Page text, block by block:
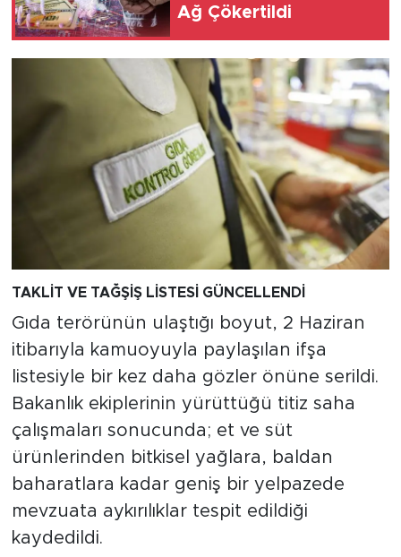
Ağ Çökertildi
TAKLİT VE TAĞŞİŞ LİSTESİ GÜNCELLENDİ
Gıda terörünün ulaştığı boyut, 2 Haziran
itibarıyla kamuoyuyla paylaşılan ifşa
listesiyle bir kez daha gözler önüne serildi.
Bakanlık ekiplerinin yürüttüğü titiz saha
çalışmaları sonucunda; et ve süt
ürünlerinden bitkisel yağlara, baldan
baharatlara kadar geniş bir yelpazede
mevzuata aykırılıklar tespit edildiği
kaydedildi.